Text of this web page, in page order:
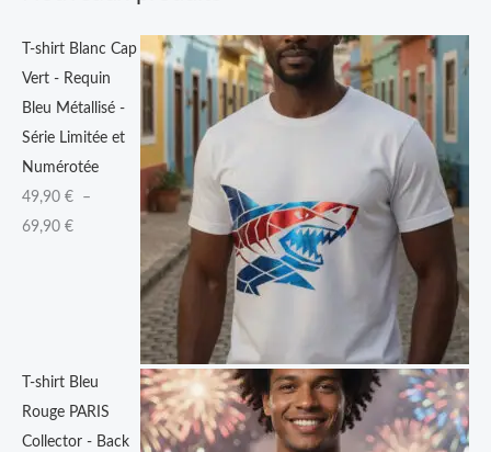
T-shirt Blanc Cap
Vert - Requin
Bleu Métallisé -
Série Limitée et
Numérotée
49,90 €
–
69,90 €
0
€
à
6
9
,
T-shirt Bleu
Rouge PARIS
Collector - Back